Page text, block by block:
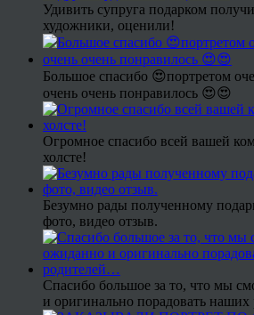
Удивить супруга подарком
художники, оценили!
Большое спасибо 😍портретом
очень очень понравилось 😍😍
Огромное спасибо всей вашей
холсте!
Безумно рады полученному
фото, видео отзыв.
Спасибо большое за то, что мы
и оригинально порадовать